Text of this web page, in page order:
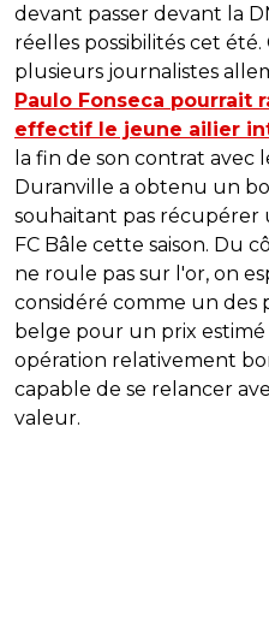
devant passer devant la
réelles possibilités cet
plusieurs journalistes
Paulo Fonseca pourrait
effectif le jeune ailier
la fin de son contrat avec
Duranville a obtenu un
souhaitant pas
FC Bâle cette saison. Du
ne roule pas sur l'or, on
considéré comme un des
belge pour un prix estimé
opération relativement
capable de se relancer
valeur.